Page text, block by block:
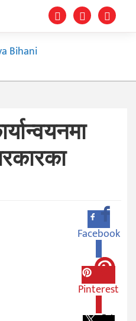
Facebook
Pinterest